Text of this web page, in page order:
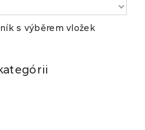
s výběrem vložek